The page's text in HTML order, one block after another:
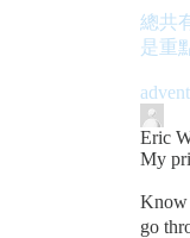
總共
是重
Eric
My
Know
go